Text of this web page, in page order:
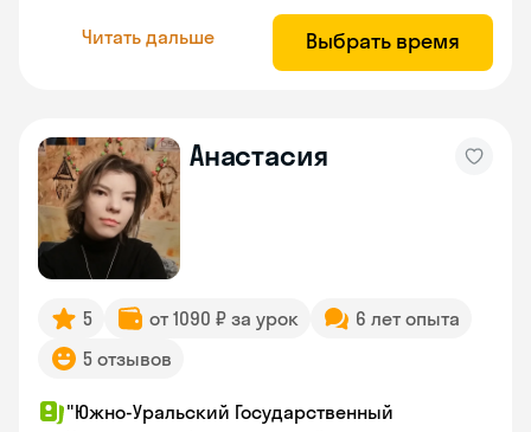
Читать дальше Выбрать время
Анастасия
5 от 1090 ₽ за урок
6 лет опыта
5 отзывов
"Южно-Уральский Государственный